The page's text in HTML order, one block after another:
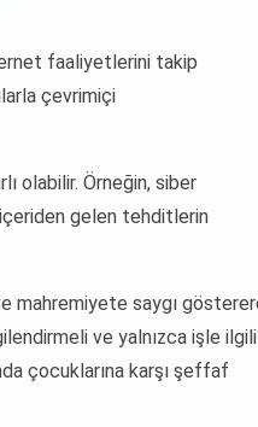
faaliyetlerini takip
çevrimiçi
olabilir. Örneğin, siber
içeriden gelen tehditlerin
mahremiyete saygı
ve yalnızca işle ilgili
çocuklarına karşı şeffaf